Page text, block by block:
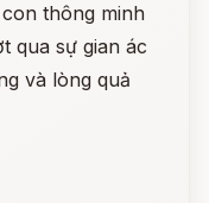
thông minh
qua sự gian ác
và lòng quả